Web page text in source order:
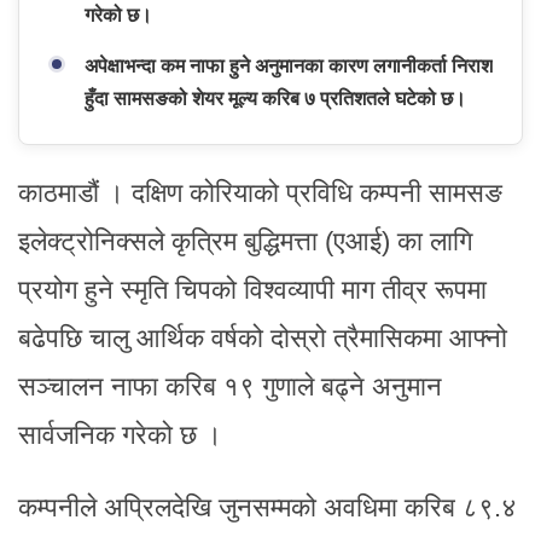
गरेको छ।
अपेक्षाभन्दा कम नाफा हुने अनुमानका कारण लगानीकर्ता निराश
हुँदा सामसङको शेयर मूल्य करिब ७ प्रतिशतले घटेको छ।
काठमाडौं । दक्षिण कोरियाको प्रविधि कम्पनी सामसङ
इलेक्ट्रोनिक्सले कृत्रिम बुद्धिमत्ता (एआई) का लागि
प्रयोग हुने स्मृति चिपको विश्वव्यापी माग तीव्र रूपमा
बढेपछि चालु आर्थिक वर्षको दोस्रो त्रैमासिकमा आफ्नो
सञ्चालन नाफा करिब १९ गुणाले बढ्ने अनुमान
सार्वजनिक गरेको छ ।
कम्पनीले अप्रिलदेखि जुनसम्मको अवधिमा करिब ८९.४